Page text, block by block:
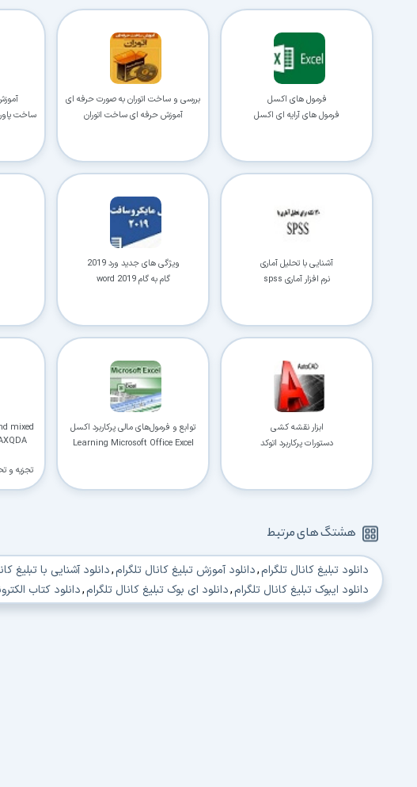
فرمول های اکسل
فرمول های آرایه ای اکسل
بررسی و ساخت اتوران به صورت حرفه ای
آموزش حرفه ای ساخت اتوران
ساخت
آشنایی با تحلیل آماری
نرم افزار آماری spss
ویژگی های جدید ورد 2019
گام به گام word 2019
ابزار نقشه کشی
دستورات پرکاربرد اتوکد
توابع و فرمول‌های مالی پرکاربرد اکسل
Learning Microsoft Office Excel
mixed
تجزیه و
هشتگ های مرتبط
دانلود تبلیغ کانال تلگرام,دانلود آموزش تبلیغ کانال تلگرام,دانلود آشنایی با تبلیغ
دانلود ایبوک تبلیغ کانال تلگرام,دانلود ای بوک تبلیغ کانال تلگرام,دانلود کتاب
دانلود کانال Telegram
,